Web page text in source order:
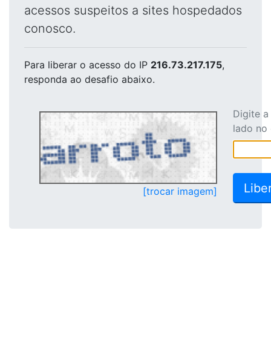
acessos suspeitos a sites hospedados
conosco.
Para liberar o acesso do IP 216.73.217.175,
responda ao desafio abaixo.
[trocar imagem]
Digite
lado no